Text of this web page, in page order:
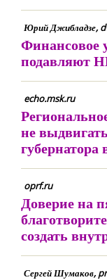
Юрий Джибладзе,
Финансовое
подавляют
echo.msk.ru
не
oprf.ru
Доверие на
создать
Сергей Шумаков,